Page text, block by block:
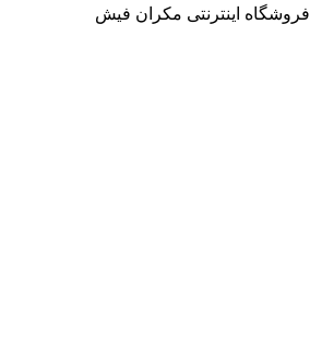
فروشگاه اینترنتی مکران فیش